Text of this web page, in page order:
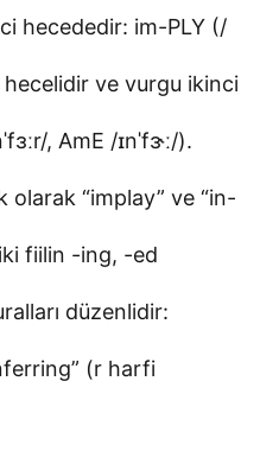
hecededir: im-PLY (/
hecelidir ve vurgu ikinci
, AmE /ɪnˈfɝː/).
olarak “implay” ve “in-
fiilin -ing, -ed
düzenlidir:
(r harfi